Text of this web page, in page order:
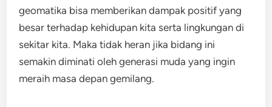
geomatika bisa memberikan dampak positif yang
besar terhadap kehidupan kita serta lingkungan di
sekitar kita. Maka tidak heran jika bidang ini
semakin diminati oleh generasi muda yang ingin
meraih masa depan gemilang.